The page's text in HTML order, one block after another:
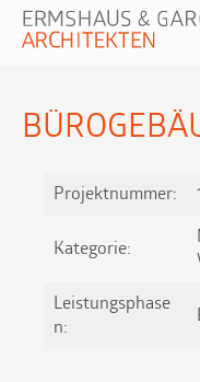
Projektnummer:
Kategorie:
Leistungsphase
n: